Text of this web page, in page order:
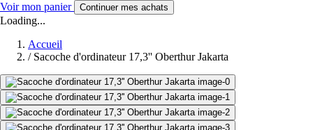
Voir mon panier Continuer mes achats
Loading...
Accueil
/ Sacoche d'ordinateur 17,3'' Oberthur Jakarta